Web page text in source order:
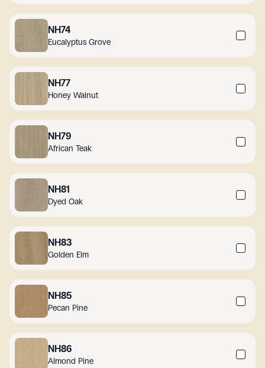
NH74
Eucalyptus Grove
NH77
Honey Walnut
NH79
African Teak
NH81
Dyed Oak
NH83
Golden Elm
NH85
Pecan Pine
NH86
Almond Pine